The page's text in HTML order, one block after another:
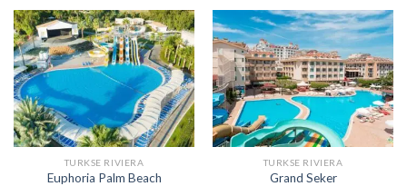
TURKSE RIVIERA
Euphoria Palm Beach
TURKSE RIVIERA
Grand Seker